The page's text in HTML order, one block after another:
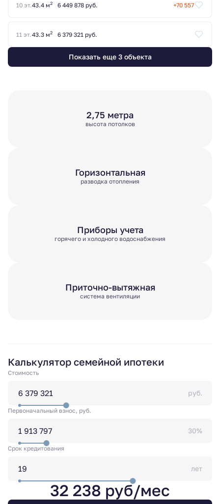
10 эт.43.4 м2 6 449 878 руб. +70 557
11 эт. 43.3 м2 6 379 321 руб.
Показать еще 3 объектa
2,75 метра
высота потолков
Горизонтальная
разводка отопления
Приборы учета
горячего и холодного водоснабжения
Приточно-вытяжная
система вентиляции
Калькулятор семейной ипотеки
Стоимость
руб.
Первоначальный взнос, руб.
30%
Срок кредитования
лет
32 238 руб/мес